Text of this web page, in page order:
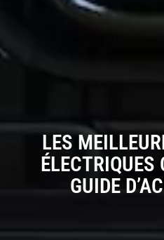
LES
ÉLECTRIQUES
GUIDE